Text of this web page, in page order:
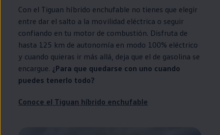
Con el Tiguan híbrido enchufable no tienes que elegir
entre dar el salto a la movilidad eléctrica o seguir
confiando en tu motor de combustión. Disfruta de
hasta 125 km de autonomía en modo 100% eléctrico
y cuando quieras ir más allá, deja que el de gasolina se
encargue. ¿Para que quedarse con uno cuando
puedes tenerlo todo?
Conoce el Tiguan híbrido enchufable